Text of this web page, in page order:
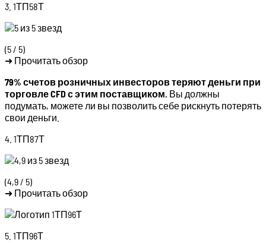
3. 1ТП58Т
(5 / 5)
➜ Прочитать обзор
79% счетов розничных инвесторов теряют деньги при
торговле CFD с этим поставщиком. Вы должны
подумать, можете ли вы позволить себе рискнуть потерять
свои деньги.
4. 1ТП87Т
(4,9 / 5)
➜ Прочитать обзор
5. 1ТП96Т